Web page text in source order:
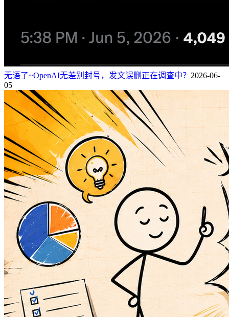
无语了~OpenAI无差别封号，发文误删正在调查中？ 2026-06-
05